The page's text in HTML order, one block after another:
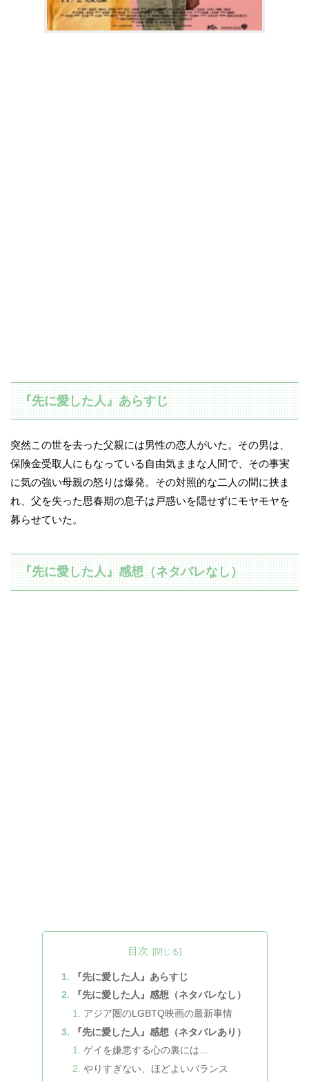
『先に愛した人』あらすじ
突然この世を去った父親には男性の恋人がいた。その男は、
保険金受取人にもなっている自由気ままな人間で、その事実
に気の強い母親の怒りは爆発。その対照的な二人の間に挟ま
れ、父を失った思春期の息子は戸惑いを隠せずにモヤモヤを
募らせていた。
『先に愛した人』感想（ネタバレなし）
目次
『先に愛した人』あらすじ
『先に愛した人』感想（ネタバレなし）
アジア圏のLGBTQ映画の最新事情
『先に愛した人』感想（ネタバレあり）
ゲイを嫌悪する心の裏には…
やりすぎない、ほどよいバランス